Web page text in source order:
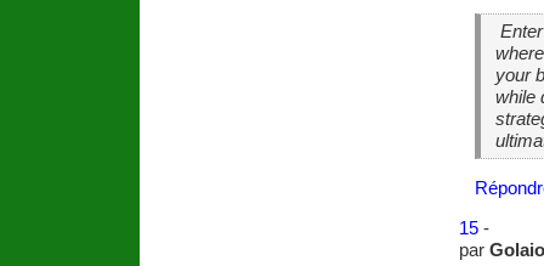
your
while
15-
par